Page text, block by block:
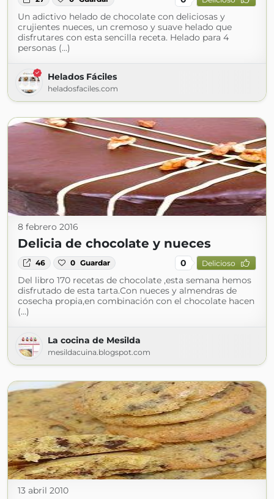
Un adictivo helado de chocolate con deliciosas y
crujientes nueces, un cremoso y suave helado que
disfrutares con esta sencilla receta. Helado para 4
personas (...)
Helados Fáciles
heladosfaciles.com
8 febrero 2016
Delicia de chocolate y nueces
46 0 Guardar 0 Delicioso
Del libro 170 recetas de chocolate ,esta semana hemos
disfrutado de esta tarta.Con nueces y almendras de
cosecha propia,en combinación con el chocolate hacen
(...)
La cocina de Mesilda
mesildacuina.blogspot.com
13 abril 2010